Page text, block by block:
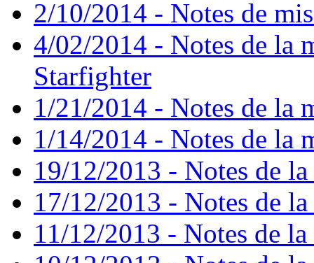
2/10/2014 - Notes de
4/02/2014 - Notes de la
Starfighter
1/21/2014 - Notes de la
1/14/2014 - Notes de la
19/12/2013 - Notes de
17/12/2013 - Notes de
11/12/2013 - Notes de